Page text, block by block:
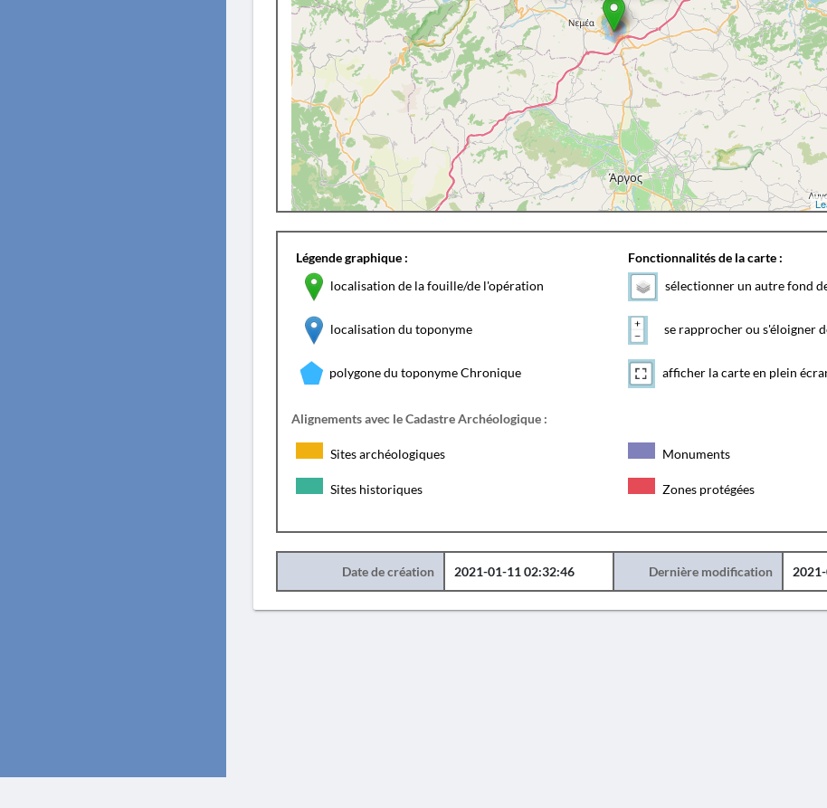
Légende graphique :
localisation de la fouille/de l'opération
localisation du toponyme
polygone du toponyme Chronique
Fonctionnalités de la carte :
sélectionner un autre fond
se rapprocher ou s'éloigner
afficher la carte en plein
Alignements avec le Cadastre Archéologique :
Sites archéologiques Monuments
Sites historiques Zones protégées
Date de création 2021-01-11 02:32:46 Dernière modification